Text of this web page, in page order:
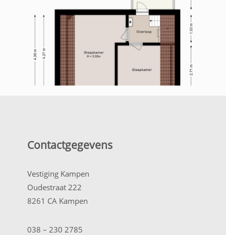
Contactgegevens
Vestiging Kampen
Oudestraat 222
8261 CA Kampen
038 – 230 2785